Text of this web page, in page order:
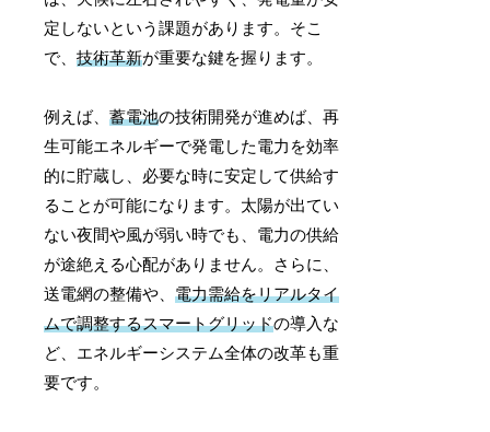
定しないという課題があります。そこ
で、技術革新が重要な鍵を握ります。
例えば、蓄電池の技術開発が進めば、再
生可能エネルギーで発電した電力を効率
的に貯蔵し、必要な時に安定して供給す
ることが可能になります。太陽が出てい
ない夜間や風が弱い時でも、電力の供給
が途絶える心配がありません。さらに、
送電網の整備や、電力需給をリアルタイ
ムで調整するスマートグリッドの導入な
ど、エネルギーシステム全体の改革も重
要です。